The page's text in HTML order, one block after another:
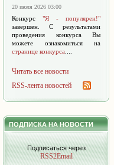
20 июля 2026 03:00
Конкурс "Я - популярен!"
завершен. С результатами
проведения конкурса Вы
можете ознакомиться на
странице конкурса
Читать все новости
RSS-лента новостей
ПОДПИСКА НА НОВОСТИ
Подписаться через
RSS2Email